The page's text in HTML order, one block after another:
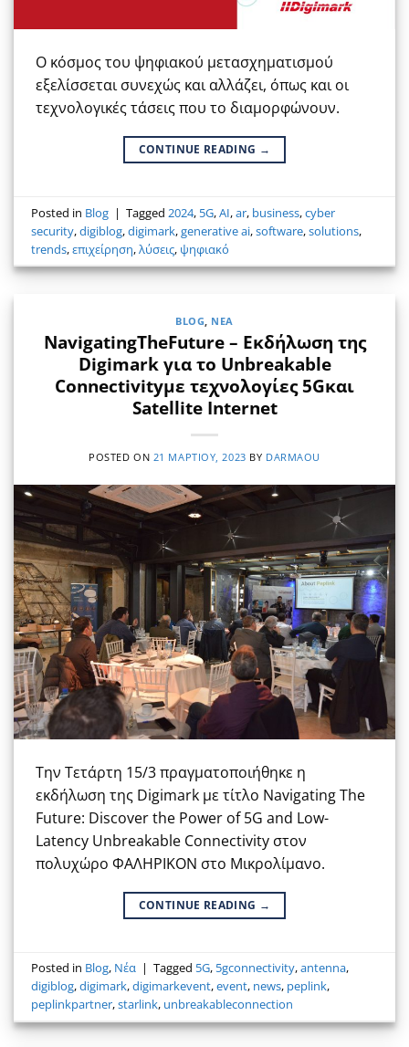
Ο κόσμος του ψηφιακού μετασχηματισμού
εξελίσσεται συνεχώς και αλλάζει, όπως και οι
τεχνολογικές τάσεις που το διαμορφώνουν.
CONTINUE READING →
Posted in Blog | Tagged2024, 5G,AI,ar, business,cyber
security,digiblog,digimark,generative ai,software,solutions,
trends,επιχείρηση,λύσεις, ψηφιακό
BLOG, ΝΈΑ
NavigatingTheFuture – Εκδήλωση της
Digimark για το Unbreakable
Connectivityμε τεχνολογίες 5Gκαι
Satellite Internet
POSTED ON 21 ΜΑΡΤΊΟΥ, 2023 BY DARMAOU
Την Τετάρτη 15/3 πραγματοποιήθηκε η
εκδήλωση της Digimark με τίτλο Νavigating The
Future: Discover the Power of 5G and Low-
Latency Unbreakable Connectivity στον
πολυχώρο ΦΑΛΗΡΙΚΟΝ στο Μικρολίμανο.
CONTINUE READING →
Posted in Blog, Νέα | Tagged 5G, 5gconnectivity,antenna,
digiblog,digimark,digimarkevent,event, news, peplink,
peplinkpartner,starlink, unbreakableconnection